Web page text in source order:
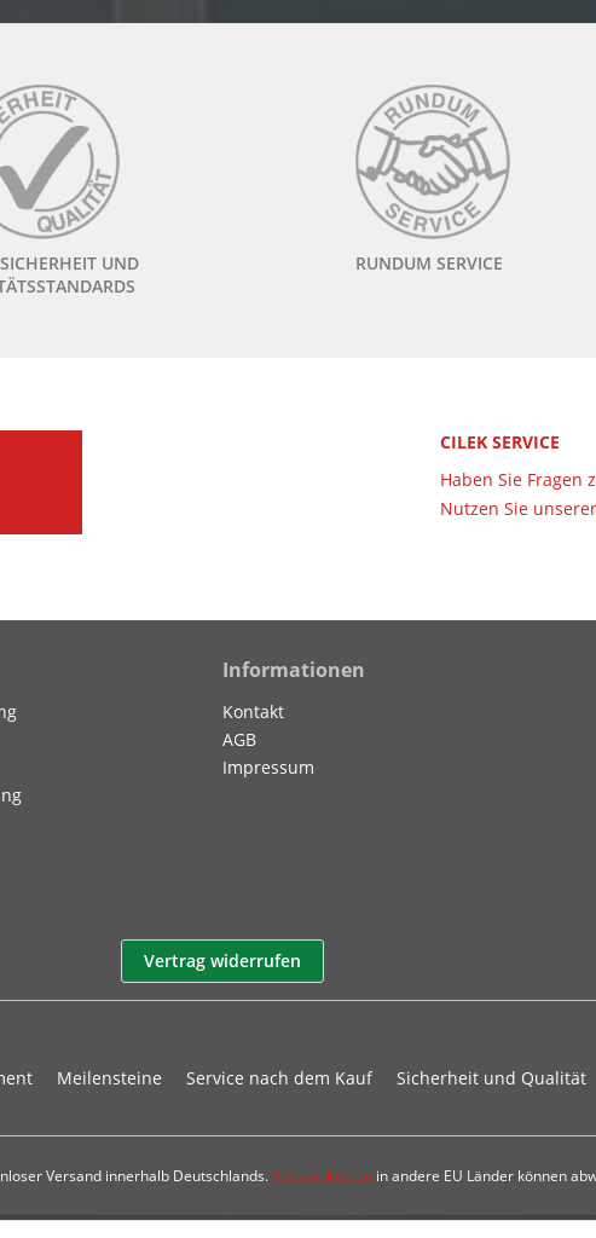
UND
RUNDUM SERVICE
CILEK SERVICE
Haben Sie Fragen
Nutzen Sie
Informationen
Kontakt
AGB
Impressum
Vertrag widerrufen
Meilensteine Service nach dem Kauf Sicherheit und Qualität
Versand innerhalb Deutschlands.Versandkosten in andere EU Länder können